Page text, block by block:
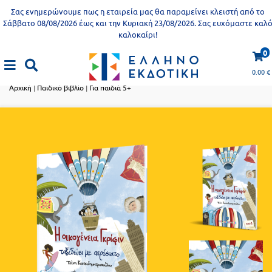
Σας ενημερώνουμε πως η εταιρεία μας θα παραμείνει κλειστή από το
Σάββατο 08/08/2026 έως και την Κυριακή 23/08/2026. Σας ευχόμαστε καλό
καλοκαίρι!
0
0.00€
X
ενήλικες
Αποκλειστική
διάθεση
Trivia
Books
- Η
γνώση
είναι
Προδημοτική
εκπαίδευση
αφίσες
Βιβλία
νηπιαγωγείου
Ελληνίζειν
Δημοτικό
Α΄
Τάξη
Παιδικό βιβλίο
Αρχική | Παιδικό βιβλίο | Για παιδιά 5+